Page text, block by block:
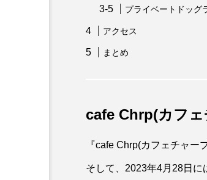
プライベートドッグ
アクセス
まとめ
cafe Chrp(カフ
『cafe Chrp(カフェチャー
そして、2023年4月28日に